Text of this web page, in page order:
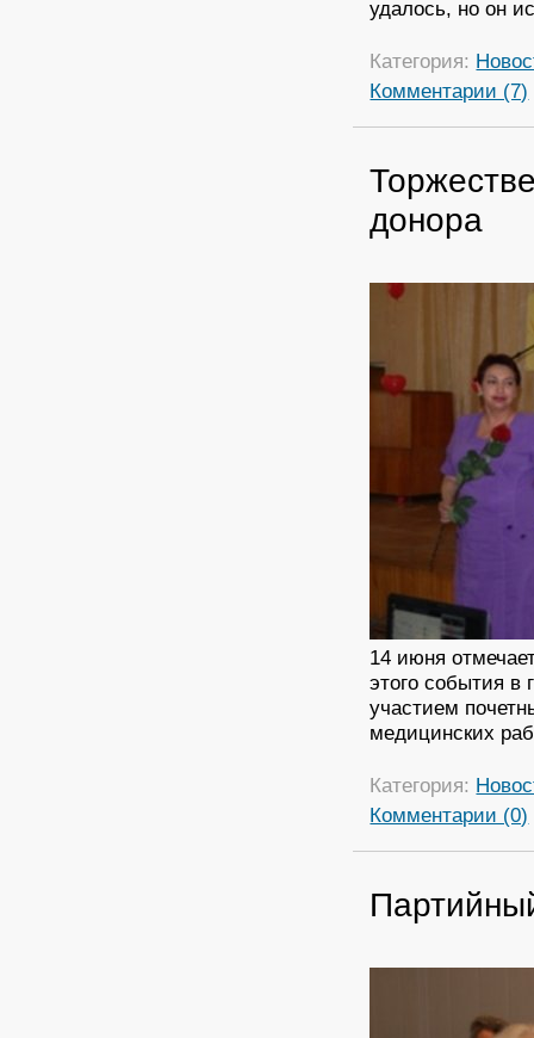
удалось, но он
Категория:
Комментарии (7)
донора
14 июня
этого события в
участием
медицинских
Категория:
Комментарии (0)